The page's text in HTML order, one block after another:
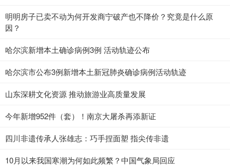
明明房子已卖不动为何开发商宁破产也不降价？究竟是什么原
因？
哈尔滨新增本土确诊病例3例 活动轨迹公布
哈尔滨市公布3例新增本土新冠肺炎确诊病例活动轨迹
山东深耕文化资源 推动旅游业高质量发展
今年新增952件（套）！南京大屠杀再添新证
四川非遗传承人张雄志：巧手捏面塑 指尖传非遗
10月以来我国寒潮为何如此频繁？中国气象局回应